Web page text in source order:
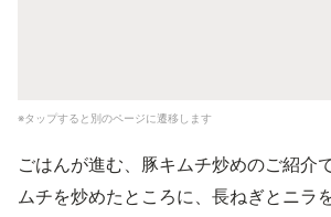
※タップすると別のページに遷移します
ごはんが進む、豚キムチ炒めのご紹介
ムチを炒めたところに、長ねぎとニラ